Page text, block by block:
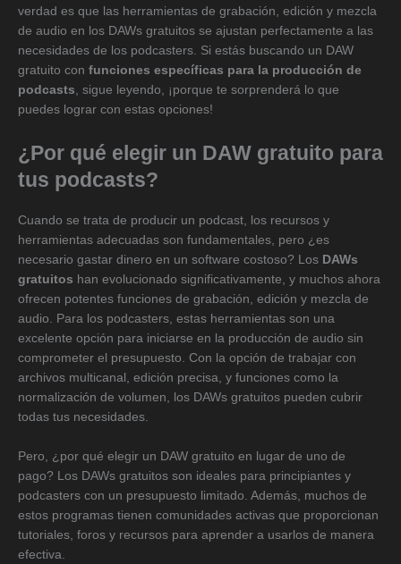
verdad es que las herramientas de grabación, edición y mezcla
de audio en los DAWs gratuitos se ajustan perfectamente a las
necesidades de los podcasters. Si estás buscando un DAW
gratuito con funciones específicas para la producción de
podcasts, sigue leyendo, ¡porque te sorprenderá lo que
puedes lograr con estas opciones!
¿Por qué elegir un DAW gratuito para
tus podcasts?
Cuando se trata de producir un podcast, los recursos y
herramientas adecuadas son fundamentales, pero ¿es
necesario gastar dinero en un software costoso? Los DAWs
gratuitos han evolucionado significativamente, y muchos ahora
ofrecen potentes funciones de grabación, edición y mezcla de
audio. Para los podcasters, estas herramientas son una
excelente opción para iniciarse en la producción de audio sin
comprometer el presupuesto. Con la opción de trabajar con
archivos multicanal, edición precisa, y funciones como la
normalización de volumen, los DAWs gratuitos pueden cubrir
todas tus necesidades.
Pero, ¿por qué elegir un DAW gratuito en lugar de uno de
pago? Los DAWs gratuitos son ideales para principiantes y
podcasters con un presupuesto limitado. Además, muchos de
estos programas tienen comunidades activas que proporcionan
tutoriales, foros y recursos para aprender a usarlos de manera
efectiva.